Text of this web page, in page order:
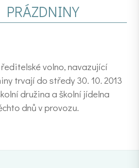
ředitelské volno, navazující
trvají do středy 30. 10. 2013
družina a školní jídelna
dnů v provozu.